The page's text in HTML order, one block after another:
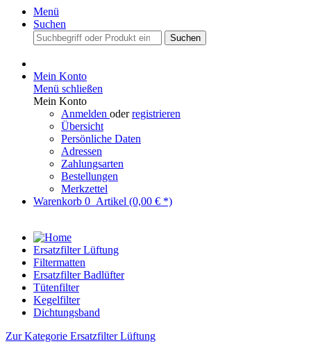
Menü
Suchen
Suchen
Mein Konto
Menü schließen
Mein Konto
Anmelden oderregistrieren
Übersicht
Persönliche Daten
Adressen
Zahlungsarten
Bestellungen
Merkzettel
Warenkorb 0 Artikel (0,00 € *)
Ersatzfilter Lüftung
Filtermatten
Ersatzfilter Badlüfter
Tütenfilter
Kegelfilter
Dichtungsband
Zur Kategorie Ersatzfilter Lüftung